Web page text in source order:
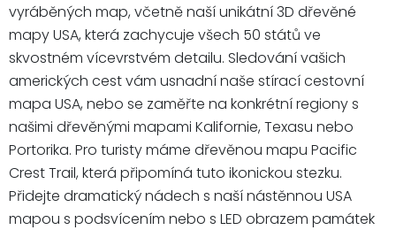
vyráběných map, včetně naší unikátní 3D dřevěné
mapy USA, která zachycuje všech 50 států ve
skvostném vícevrstvém detailu. Sledování vašich
amerických cest vám usnadní naše stírací cestovní
mapa USA, nebo se zaměřte na konkrétní regiony s
našimi dřevěnými mapami Kalifornie, Texasu nebo
Portorika. Pro turisty máme dřevěnou mapu Pacific
Crest Trail, která připomíná tuto ikonickou stezku.
Přidejte dramatický nádech s naší nástěnnou USA
mapou s podsvícením nebo s LED obrazem památek